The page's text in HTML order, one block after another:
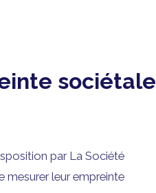
sociétale
par La Société
mesurer leur empreinte